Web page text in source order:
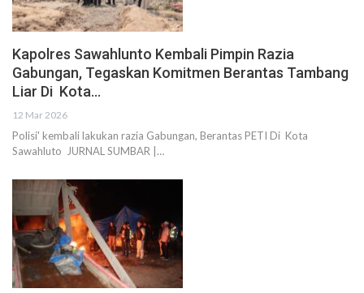
Kapolres Sawahlunto Kembali Pimpin Razia
Gabungan, Tegaskan Komitmen Berantas Tambang
Liar Di Kota…
12 Mar 2026
Polisi' kembali lakukan razia Gabungan, Berantas PETI Di Kota
Sawahluto JURNAL SUMBAR |…